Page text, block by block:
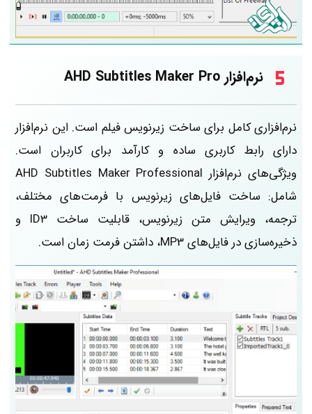
نرم‌افزار AHD Subtitles Maker Pro
نرم‌افزاری کامل برای ساخت زیرنویس فیلم است. این نرم‌افزار
دارای رابط کاربری ساده و کارآمد برای کاربران است.
ویژگی‌های نرم‌افزار AHD Subtitles Maker Professional
شامل: ساخت فایل‌های زیرنویس با فرمت‌های مختلف،
ترجمه، ویرایش متن زیرنویس، قابلیت ساخت ID3 و
ذخیره‌سازی در فایل‌های MP3، داشتن فرمت زمان است.